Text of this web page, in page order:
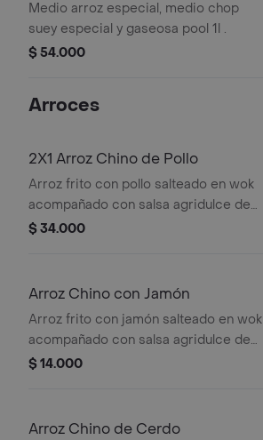
Medio arroz especial, medio chop
suey especial y gaseosa pool 1l .
$ 54.000
Arroces
2X1 Arroz Chino de Pollo
Arroz frito con pollo salteado en wok
acompañado con salsa agridulce de
la casa, tamaño a elección.
$ 34.000
Arroz Chino con Jamón
Arroz frito con jamón salteado en wok
acompañado con salsa agridulce de
la casa, tamaño a elección.
$ 14.000
Arroz Chino de Cerdo